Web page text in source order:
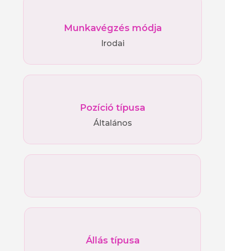
Munkavégzés módja
Irodai
Pozíció típusa
Általános
Állás típusa